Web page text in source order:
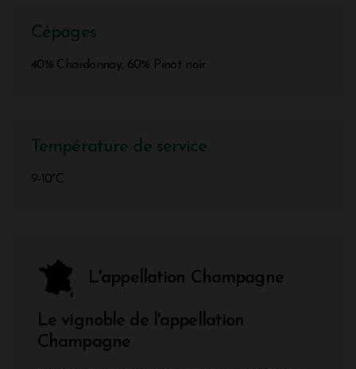
Cépages
40% Chardonnay, 60% Pinot noir
Température de service
9-10°C
L'appellation Champagne
Le vignoble de l'appellation
Champagne